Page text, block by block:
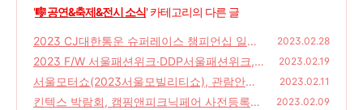
'🎼 공연&축제&전시 소식' 카테고리의 다른 글
2023 CJ대한통운 슈퍼레이스 챔피언십 일정
(36)
2023.02.28
2023 F/W 서울패션위크·DDP서울패션위크,
행사스케줄·참관객 사전등록
(25)
2023.02.19
서울모터쇼(2023서울모빌리티쇼), 관람안내
입장료 킨텍스주차요금 모델 라인업
(26)
2023.02.11
킨텍스 박람회, 캠핑앤피크닉페어 사전등록바
2023.02.09